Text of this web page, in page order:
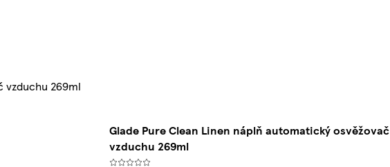
vzduchu 269ml
Glade Pure Clean Linen náplň automatický osvěžovač
vzduchu 269ml